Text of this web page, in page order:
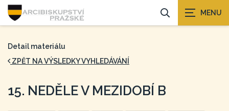
Detail materiálu
ZPĚT NA VÝSLEDKY VYHLEDÁVÁNÍ
15. NEDĚLE V MEZIDOBÍ B